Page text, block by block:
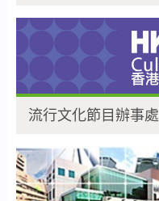
流行文化節目辦事處